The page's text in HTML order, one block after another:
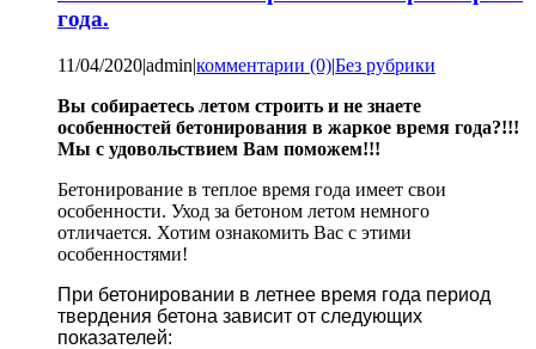
года.
11/04/2020|admin|комментарии (0)|Без рубрики
Вы собираетесь летом строить и не знаете
особенностей бетонирования в жаркое время года?!!!
Мы с удовольствием Вам поможем!!!
Бетонирование в теплое время года имеет свои
особенности. Уход за бетоном летом немного
отличается. Хотим ознакомить Вас с этими
особенностями!
При бетонировании в летнее время года период
твердения бетона зависит от следующих
показателей: